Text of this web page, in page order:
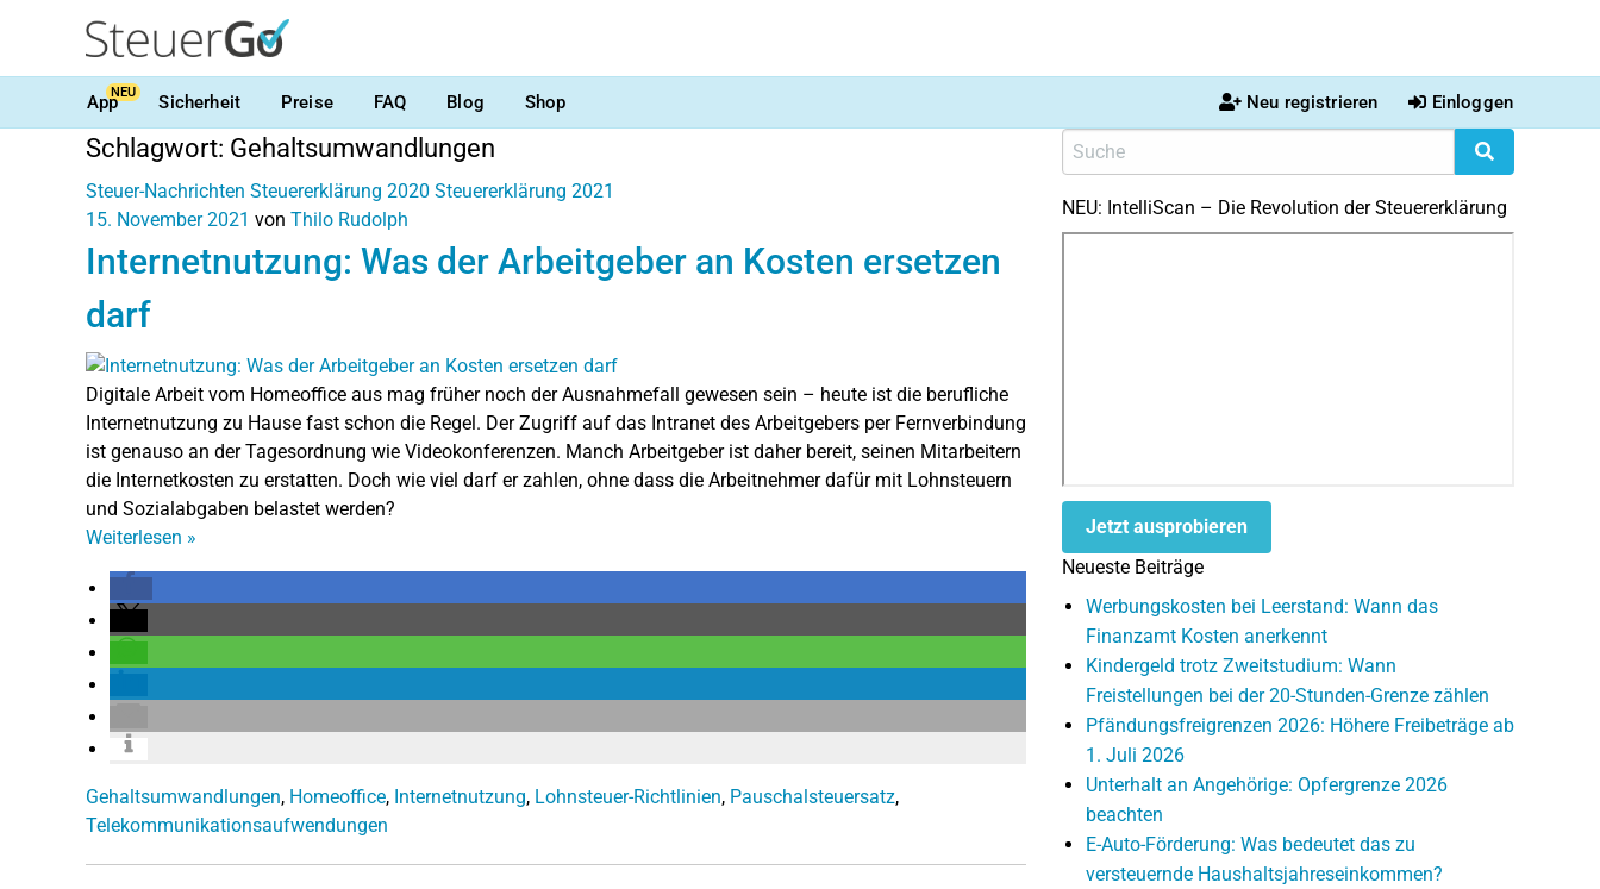
AppNEU Sicherheit Preise FAQ Blog Shop Neu registrieren Einloggen
Schlagwort: Gehaltsumwandlungen
Steuer-Nachrichten Steuererklärung 2020 Steuererklärung 2021
15. November 2021 von Thilo Rudolph
Internetnutzung: Was der Arbeitgeber an Kosten ersetzen
darf
Digitale Arbeit vom Homeoffice aus mag früher noch der Ausnahmefall gewesen sein – heute ist die berufliche
Internetnutzung zu Hause fast schon die Regel. Der Zugriff auf das Intranet des Arbeitgebers per Fernverbindung
ist genauso an der Tagesordnung wie Videokonferenzen. Manch Arbeitgeber ist daher bereit, seinen Mitarbeitern
die Internetkosten zu erstatten. Doch wie viel darf er zahlen, ohne dass die Arbeitnehmer dafür mit Lohnsteuern
und Sozialabgaben belastet werden?
Weiterlesen »
Gehaltsumwandlungen, Homeoffice, Internetnutzung, Lohnsteuer-Richtlinien, Pauschalsteuersatz,
Telekommunikationsaufwendungen
NEU: IntelliScan – Die Revolution der Steuererklärung
Jetzt ausprobieren
Neueste Beiträge
Werbungskosten bei Leerstand: Wann das
Finanzamt Kosten anerkennt
Kindergeld trotz Zweitstudium: Wann
Freistellungen bei der 20-Stunden-Grenze zählen
Pfändungsfreigrenzen 2026: Höhere Freibeträge ab
1. Juli 2026
Unterhalt an Angehörige: Opfergrenze 2026
beachten
E-Auto-Förderung: Was bedeutet das zu
versteuernde Haushaltsjahreseinkommen?